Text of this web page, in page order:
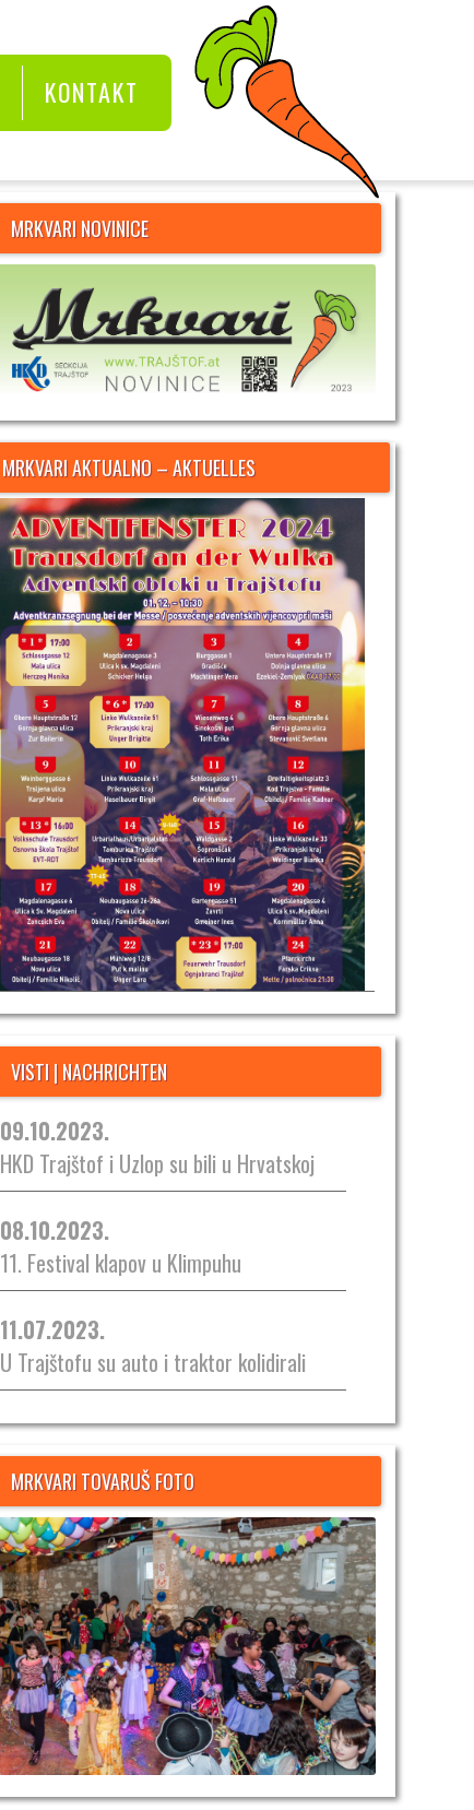
KONTAKT
MRKVARI NOVINICE
MRKVARI AKTUALNO – AKTUELLES
VISTI | NACHRICHTEN
09.10.2023.
HKD Trajštof i Uzlop su bili u Hrvatskoj
08.10.2023.
11. Festival klapov u Klimpuhu
11.07.2023.
U Trajštofu su auto i traktor kolidirali
MRKVARI TOVARUŠ FOTO